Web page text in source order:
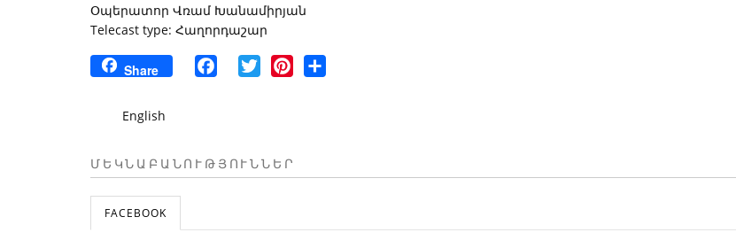
Օպերատոր Վռամ Խանամիրյան
Telecast type: Հաղորդաշար
Share FacebookTwitter Pinterest
English
ՄԵԿՆԱԲԱՆՈՒԹՅՈՒՆՆԵՐ
FACEBOOK